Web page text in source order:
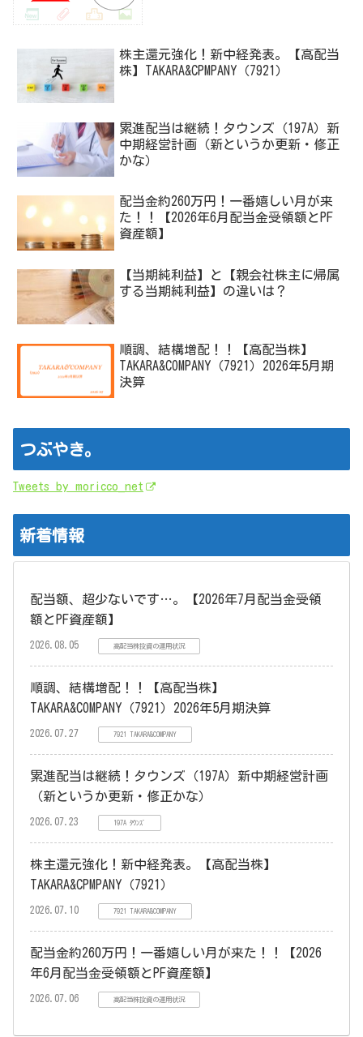
株主還元強化！新中経発表。【高配当
株】TAKARA&CPMPANY（7921）
累進配当は継続！タウンズ（197A）新
中期経営計画（新というか更新・修正
かな）
配当金約260万円！一番嬉しい月が来
た！！【2026年6月配当金受領額とPF
資産額】
【当期純利益】と【親会社株主に帰属
する当期純利益】の違いは？
順調、結構増配！！【高配当株】
TAKARA&COMPANY（7921）2026年5月期
決算
つぶやき。
Tweets by moricco_net
新着情報
配当額、超少ないです…。【2026年7月配当金受領
額とPF資産額】
2026.08.05 高配当株投資の運用状況
順調、結構増配！！【高配当株】
TAKARA&COMPANY（7921）2026年5月期決算
2026.07.27 7921 TAKARA&COMPANY
累進配当は継続！タウンズ（197A）新中期経営計画
（新というか更新・修正かな）
2026.07.23 197A ﾀｳﾝｽﾞ
株主還元強化！新中経発表。【高配当株】
TAKARA&CPMPANY（7921）
2026.07.10 7921 TAKARA&COMPANY
配当金約260万円！一番嬉しい月が来た！！【2026
年6月配当金受領額とPF資産額】
2026.07.06 高配当株投資の運用状況